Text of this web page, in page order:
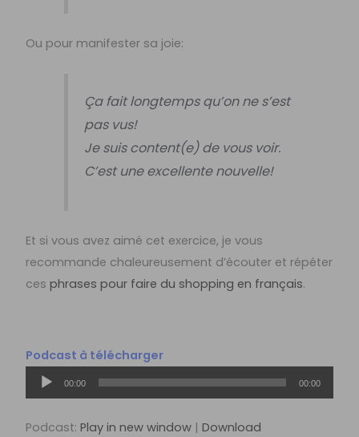
Ou pour manifester sa joie:
Ça fait longtemps qu’on ne s’est
pas vus!
Je suis content(e) de vous voir.
C’est une excellente nouvelle!
Et si vous avez aimé cet exercice, je vous
recommande chaleureusement d’écouter et répéter
cesphrases pour faire du shopping en français.
Podcast à télécharger
Lecteur
audio
00:00 00:00
Podcast:Play in new window |Download